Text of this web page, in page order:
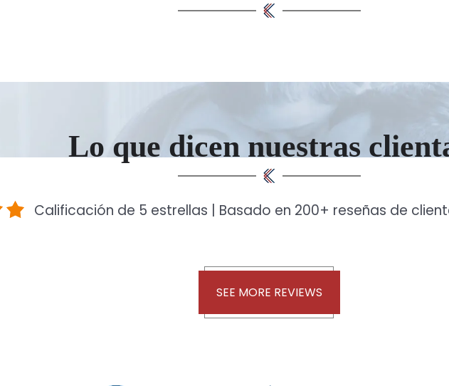
Lo que dicen nuestras
Calificación de 5 estrellas | Basado en 200+ reseñas de
SEE MORE REVIEWS